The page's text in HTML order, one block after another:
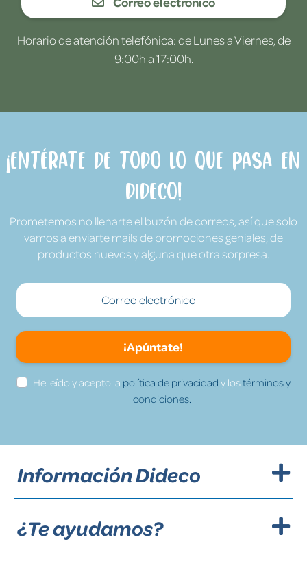
Horario de atención telefónica: de Lunes a Viernes, de
9:00h a 17:00h.
¡Entérate de todo lo que pasa en
Dideco!
Prometemos no llenarte el buzón de correos, así que solo
vamos a enviarte mails de promociones geniales, de
productos nuevos y alguna que otra sorpresa.
¡Apúntate!
He leído y acepto la política de privacidad y lostérminos y
condiciones.
Información Dideco
¿Te ayudamos?